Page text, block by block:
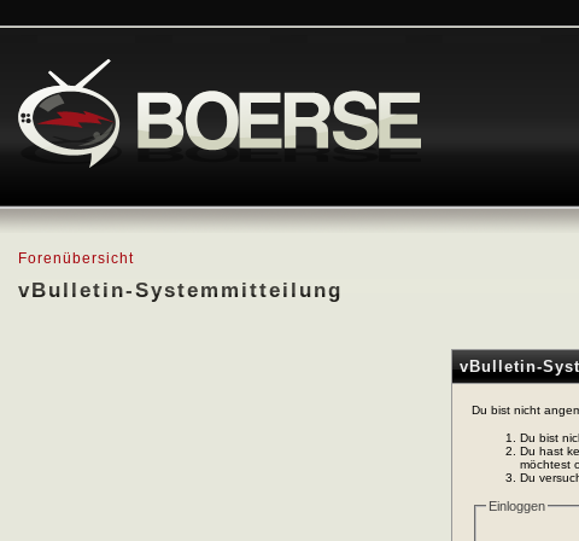
Forenübersicht
vBulletin-Systemmitteilung
vBulletin-
Du bist nicht
Du bist
Du hast
möchtest
Du
Einloggen